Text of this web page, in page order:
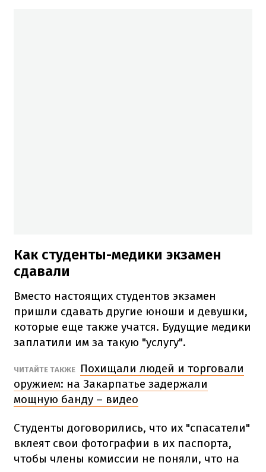
Как студенты-медики экзамен
сдавали
Вместо настоящих студентов экзамен
пришли сдавать другие юноши и девушки,
которые еще также учатся. Будущие медики
заплатили им за такую ​​"услугу".
ЧИТАЙТЕ ТАКЖЕ
Похищали людей и торговали
оружием: на Закарпатье задержали
мощную банду – видео
Студенты договорились, что их "спасатели"
вклеят свои фотографии в их паспорта,
чтобы члены комиссии не поняли, что на